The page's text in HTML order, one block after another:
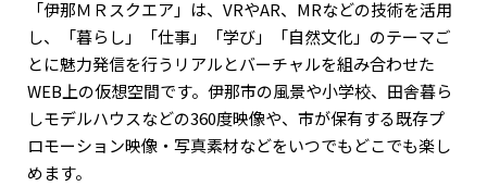
「伊那ＭＲスクエア」は、VRやAR、MRなどの技術を活用
し、「暮らし」「仕事」「学び」「自然文化」のテーマご
とに魅力発信を行うリアルとバーチャルを組み合わせた
WEB上の仮想空間です。伊那市の風景や小学校、田舎暮ら
しモデルハウスなどの360度映像や、市が保有する既存プ
ロモーション映像・写真素材などをいつでもどこでも楽し
めます。